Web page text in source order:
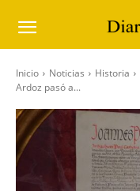
Inicio Noticias Historia
Ardoz pasó a...